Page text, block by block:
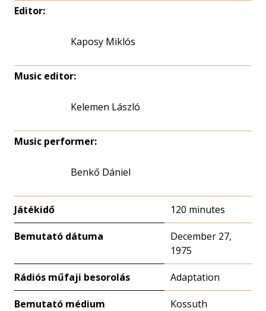
Editor:
Kaposy Miklós
Music editor:
Kelemen László
Music performer:
Benkő Dániel
Játékidő 120 minutes
Bemutató dátuma
December 27,
1975
Rádiós műfaji besorolás Adaptation
Bemutató médium Kossuth